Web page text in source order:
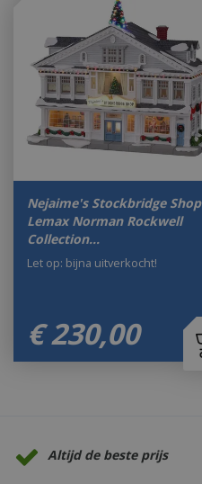
Nejaime's Stockbridge Shop
Lemax Norman Rockwell
Collection…
€ 230,00
Let op: bijna uitverkocht!
Altijd de beste prijs